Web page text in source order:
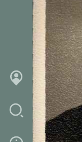
Karte
Suche